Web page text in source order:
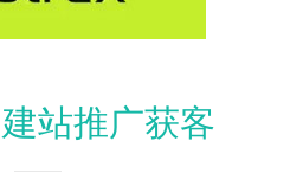
建站推广获客